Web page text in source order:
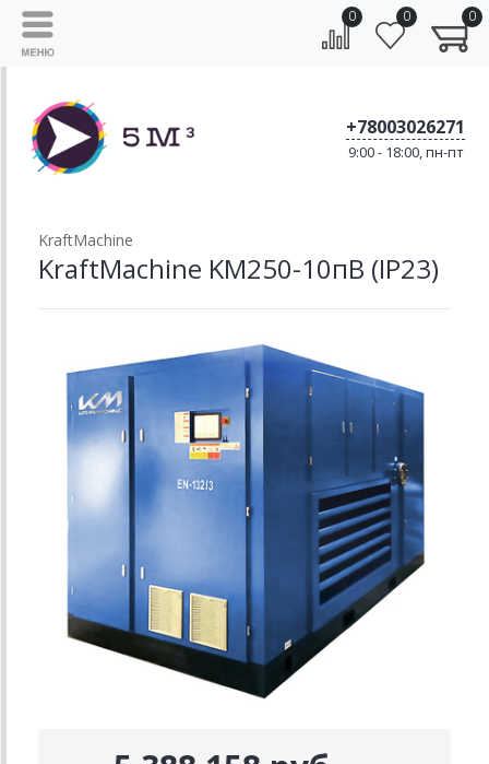
0 0 0
+78003026271
9:00 - 18:00, пн-пт
KraftMachine
KraftMachine KM250-10пВ (IP23)